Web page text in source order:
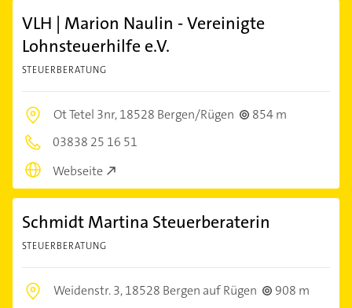
VLH | Marion Naulin - Vereinigte
Lohnsteuerhilfe e.V.
STEUERBERATUNG
Ot Tetel 3nr,18528 Bergen/Rügen
854 m
03838 25 16 51
Webseite
Schmidt Martina Steuerberaterin
STEUERBERATUNG
Weidenstr. 3,18528 Bergen auf Rügen
908 m